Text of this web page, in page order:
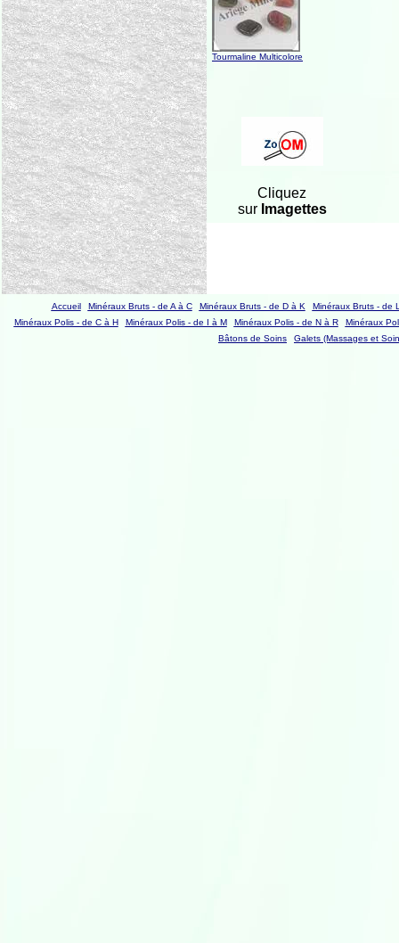
Tourmaline Multicolore
Cliquez
surImagettes
Accueil Minéraux Bruts - de A à C Minéraux Bruts - de D à K
Minéraux Bruts - de
Minéraux Polis - de C à H
Minéraux Polis - de I à M Minéraux Polis - de N à R
Minéraux
Bâtons de Soins
Galets (Massages et